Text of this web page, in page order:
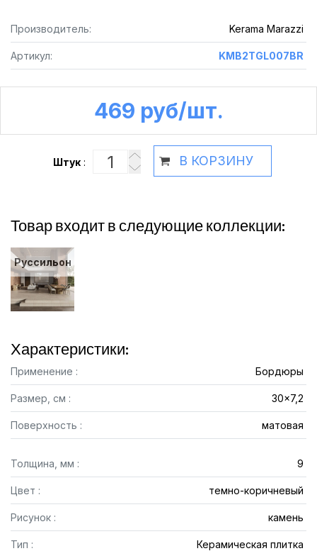
Производитель: Kerama Marazzi
Артикул: KMB2TGL007BR
469 руб /шт.
Штук: В КОРЗИНУ
Товар входит в следующие коллекции:
Руссильон
Характеристики:
Применение : Бордюры
Размер, см : 30x7,2
Поверхность : матовая
Толщина, мм : 9
Цвет : темно-коричневый
Рисунок : камень
Тип : Керамическая плитка